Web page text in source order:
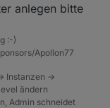
33224/iobroker-
anlegen bitte
:-)
Apollon77
Instanzen ->
ändern
Admin schneidet